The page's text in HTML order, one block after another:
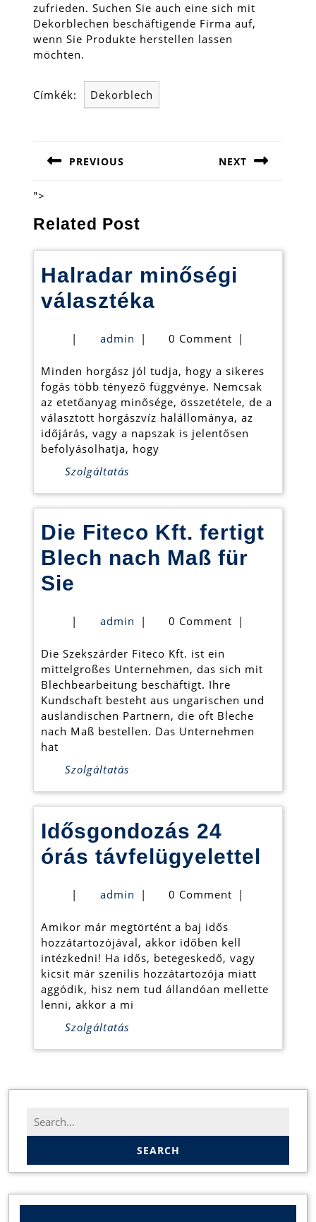
zufrieden. Suchen Sie auch eine sich mit
Dekorblechen beschäftigende Firma auf,
wenn Sie Produkte herstellen lassen
möchten.
Címkék: Dekorblech
navigáció
PREVIOUS
post:
NEXT
">
Related Post
Halradar minőségi
választéka
választéka
| admin admin
| 0 Comment |
Minden horgász jól tudja, hogy a sikeres
fogás több tényező függvénye. Nemcsak
az etetőanyag minősége, összetétele, de a
választott horgászvíz halállománya, az
időjárás, vagy a napszak is jelentősen
befolyásolhatja, hogy
Szolgáltatás
Die Fiteco Kft. fertigt
Blech nach Maß für
Sie
Kft.
fertigt
Blech
nach
Maß
für
Sie
| admin admin
| 0 Comment |
Die Szekszárder Fiteco Kft. ist ein
mittelgroßes Unternehmen, das sich mit
Blechbearbeitung beschäftigt. Ihre
Kundschaft besteht aus ungarischen und
ausländischen Partnern, die oft Bleche
nach Maß bestellen. Das Unternehmen
hat
Szolgáltatás
Idősgondozás 24
órás távfelügyelettel
| admin admin
| 0 Comment |
Amikor már megtörtént a baj idős
hozzátartozójával, akkor időben kell
intézkedni! Ha idős, betegeskedő, vagy
kicsit már szenilis hozzátartozója miatt
aggódik, hisz nem tud állandóan mellette
lenni, akkor a mi
Szolgáltatás
Search
for: